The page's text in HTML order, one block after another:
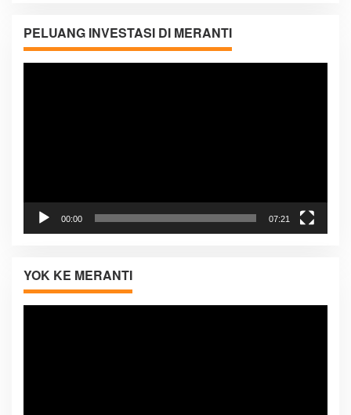
PELUANG INVESTASI DI MERANTI
Pemutar
00:00 07:21
YOK KE MERANTI